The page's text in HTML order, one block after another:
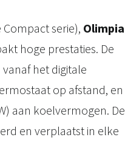
serie), Olimpia
hoge prestaties. De
het digitale
op afstand, en
aan koelvermogen. De
en verplaatst in elke